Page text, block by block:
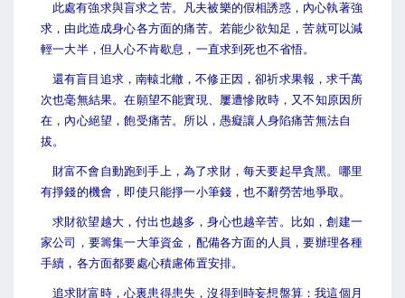
此處有強求與盲求之苦。凡夫被樂的假相誘惑，內心執著強
求，由此造成身心各方面的痛苦。若能少欲知足，苦就可以減
輕一大半，但人心不肯歇息，一直求到死也不省悟。
還有盲目追求，南轅北轍，不修正因，卻祈求果報，求千萬
次也毫無結果。在願望不能實現、屢遭慘敗時，又不知原因所
在，內心絕望，飽受痛苦。所以，愚癡讓人身陷痛苦無法自
拔。
財富不會自動跑到手上，為了求財，每天要起早貪黑。哪里
有掙錢的機會，即使只能掙一小筆錢，也不辭勞苦地爭取。
求財欲望越大，付出也越多，身心也越辛苦。比如，創建一
家公司，要籌集一大筆資金，配備各方面的人員，要辦理各種
手續，各方面都要處心積慮佈置安排。
追求財富時，心裏患得患失，沒得到時妄想盤算：我這個月